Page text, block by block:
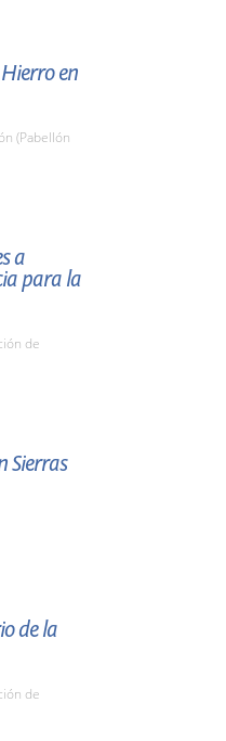
en
(Pabellón
a
para la
de
Sierras
de la
de